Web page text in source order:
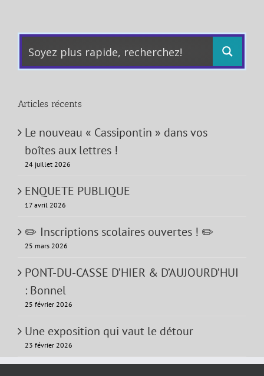
Articles récents
Le nouveau « Cassipontin » dans vos
boîtes aux lettres !
24 juillet 2026
ENQUETE PUBLIQUE
17 avril 2026
✏️ Inscriptions scolaires ouvertes ! ✏️
25 mars 2026
PONT-DU-CASSE D’HIER & D’AUJOURD’HUI
: Bonnel
25 février 2026
Une exposition qui vaut le détour
23 février 2026